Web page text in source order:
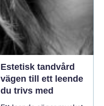
Estetisk tandvård
vägen till ett leende
du trivs med